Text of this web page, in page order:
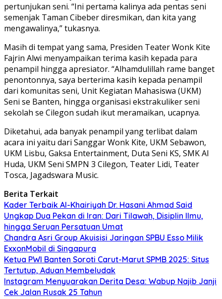
pertunjukan seni. “Ini pertama kalinya ada pentas seni
semenjak Taman Cibeber diresmikan, dan kita yang
mengawalinya,” tukasnya.
Masih di tempat yang sama, Presiden Teater Wonk Kite
Fajrin Alwi menyampaikan terima kasih kepada para
penampil hingga apresiator. “Alhamdulillah rame banget
penontonnya, saya berterima kasih kepada penampil
dari komunitas seni, Unit Kegiatan Mahasiswa (UKM)
Seni se Banten, hingga organisasi ekstrakuliker seni
sekolah se Cilegon sudah ikut meramaikan, ucapnya.
Diketahui, ada banyak penampil yang terlibat dalam
acara ini yaitu dari Sanggar Wonk Kite, UKM Sebawon,
UKM Lisbu, Gaksa Entertainment, Duta Seni KS, SMK Al
Huda, UKM Seni SMPN 3 Cilegon, Teater Lidi, Teater
Tosca, Jagadswara Music.
Berita Terkait
Kader Terbaik Al-Khairiyah Dr. Hasani Ahmad Said
Ungkap Dua Pekan di Iran: Dari Tilawah, Disiplin Ilmu,
hingga Seruan Persatuan Umat
Chandra Asri Group Akuisisi Jaringan SPBU Esso Milik
ExxonMobil di Singapura
Ketua PWI Banten Soroti Carut-Marut SPMB 2025: Situs
Tertutup, Aduan Membeludak
Instagram Menyuarakan Derita Desa: Wabup Najib Janji
Cek Jalan Rusak 25 Tahun